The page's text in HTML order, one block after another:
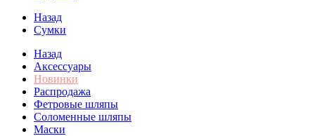
Назад
Сумки
Назад
Аксессуары
Новинки
Распродажа
Фетровые шляпы
Соломенные шляпы
Маски